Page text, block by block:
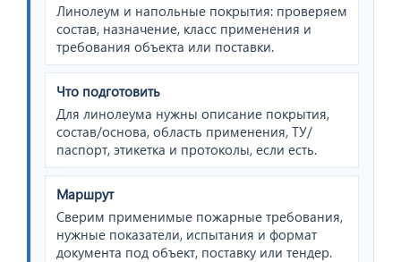
Линолеум и напольные покрытия: проверяем
состав, назначение, класс применения и
требования объекта или поставки.
Что подготовить
Для линолеума нужны описание покрытия,
состав/основа, область применения, ТУ/
паспорт, этикетка и протоколы, если есть.
Маршрут
Сверим применимые пожарные требования,
нужные показатели, испытания и формат
документа под объект, поставку или тендер.